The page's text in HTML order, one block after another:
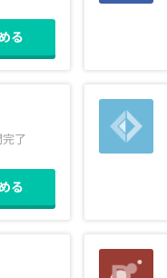
る
了
る